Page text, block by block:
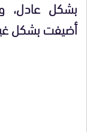
بشكل عادل،
أضيفت بشكل غير